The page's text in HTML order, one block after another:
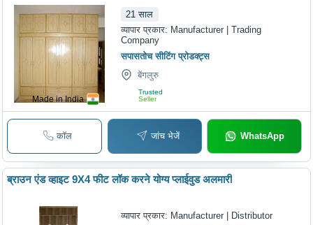
Made in India
21 साल
व्यापार प्रकार: Manufacturer | Trading
Company
सपासतोच सीटिंग प्रोडक्ट्स
बेंगलुरु
Trusted
Seller
कॉल जांच भेजें WhatsApp
ब्राउन एंड व्हाइट 9X4 फीट लॉक करने योग्य प्लाईवुड अलमारी
व्यापार प्रकार: Manufacturer | Distributor